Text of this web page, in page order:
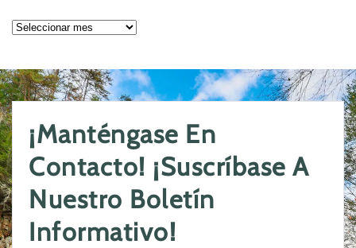
Archivos
¡Manténgase En
Contacto! ¡Suscríbase A
Nuestro Boletín
Informativo!